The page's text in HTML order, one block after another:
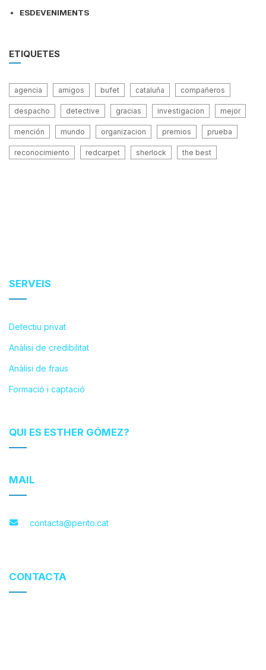
ESDEVENIMENTS
ETIQUETES
agencia amigos bufet cataluña compañeros
despacho detective gracias investigacion mejor
mención mundo organizacion premios prueba
reconocimiento redcarpet sherlock the best
SERVEIS
Detectiu privat
Anàlisi de credibilitat
Anàlisi de fraus
Formació i captació
QUI ES ESTHER GÓMEZ?
MAIL
contacta@perito.cat
CONTACTA